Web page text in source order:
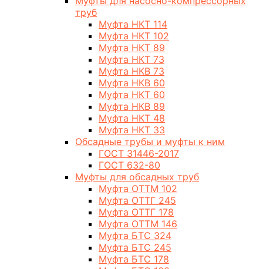
труб
Муфта НКТ 114
Муфта НКТ 102
Муфта НКТ 89
Муфта НКТ 73
Муфта НКВ 73
Муфта НКВ 60
Муфта НКТ 60
Муфта НКВ 89
Муфта НКТ 48
Муфта НКТ 33
Обсадные трубы и муфты к ним
ГОСТ 31446-2017
ГОСТ 632-80
Муфты для обсадных труб
Муфта ОТТМ 102
Муфта ОТТГ 245
Муфта ОТТГ 178
Муфта ОТТМ 146
Муфта БТС 324
Муфта БТС 245
Муфта БТС 178